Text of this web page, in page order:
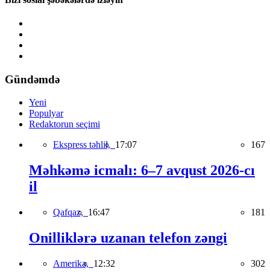
Gündəmdə
Yeni
Populyar
Redaktorun seçimi
Ekspress təhlil, 17:07 167
Məhkəmə icmalı: 6–7 avqust 2026-cı
il
Qafqaz, 16:47 181
Onilliklərə uzanan telefon zəngi
Amerika, 12:32 302